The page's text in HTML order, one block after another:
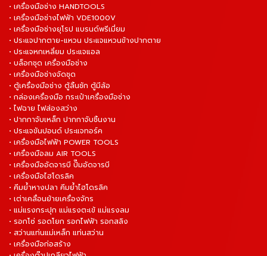
• เครื่องมือช่าง HANDTOOLS
• เครื่องมือช่างไฟฟ้า VDE1000V
• เครื่องมือช่างยุโรป แบรนด์พรีเมี่ยม
• ประแจปากตาย-แหวน ประแจแหวนข้างปากตาย
• ประแจหกเหลี่ยม ประแจแอล
• บล็อกชุด เครื่องมือช่าง
• เครื่องมือช่างจัดชุด
• ตู้เครื่องมือช่าง ตู้ลิ้นชัก ตู้มีล้อ
• กล่องเครื่องมือ กระเป๋าเครื่องมือช่าง
• ไฟฉาย ไฟส่องสว่าง
• ปากกาจับเหล็ก ปากกาจับชิ้นงาน
• ประแจขันปอนด์ ประแจทอร์ค
• เครื่องมือไฟฟ้า POWER TOOLS
• เครื่องมือลม AIR TOOLS
• เครื่องมืออัดจารบี ปั๊มอัดจารบี
• เครื่องมือไฮโดรลิค
• คีมย้ำหางปลา คีมย้ำไฮโดรลิค
• เต่าเคลื่อนย้ายเครื่องจักร
• แม่แรงกระปุก แม่แรงตะเข้ แม่แรงลม
• รอกโซ่ รอดโยก รอกไฟฟ้า รอกสลิง
• สว่านแท่นแม่เหล็ก แท่นสว่าน
• เครื่องมือก่อสร้าง